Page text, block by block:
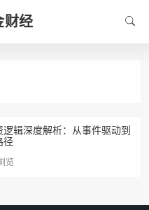
财经
辑深度解析：从事件驱动到
径
览